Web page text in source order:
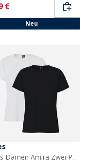
€
Neu
Pieces Damen Amira Zwei Pack T Shirts Schwarz/Weiß